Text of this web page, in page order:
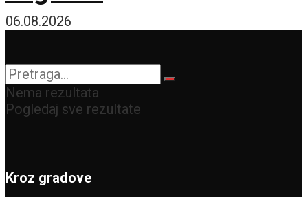
06.08.2026
Nema rezultata
Pogledaj sve rezultate
Kroz gradove